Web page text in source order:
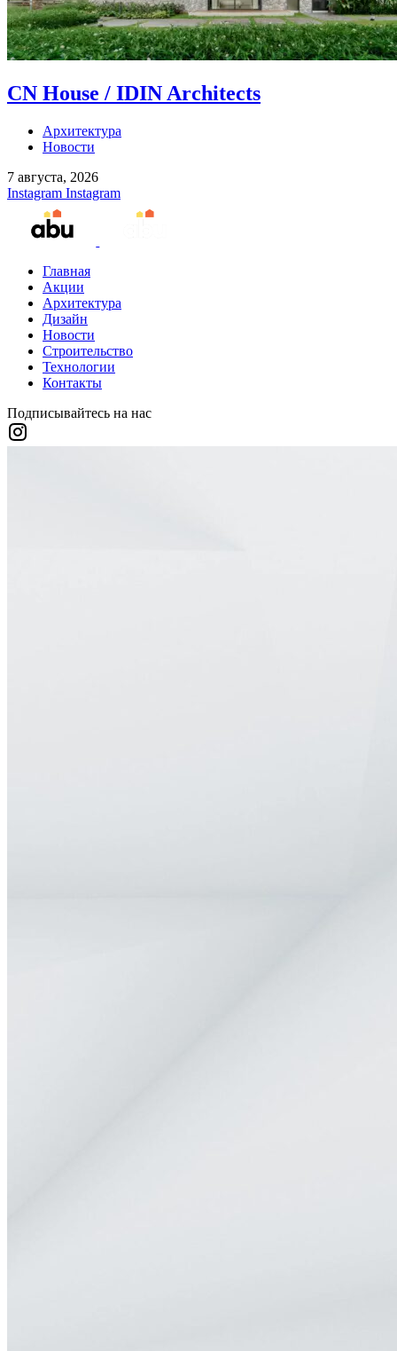
CN House / IDIN Architects
Архитектура
Новости
7 августа, 2026
Instagram Instagram
Главная
Акции
Архитектура
Дизайн
Новости
Строительство
Технологии
Контакты
Подписывайтесь на нас